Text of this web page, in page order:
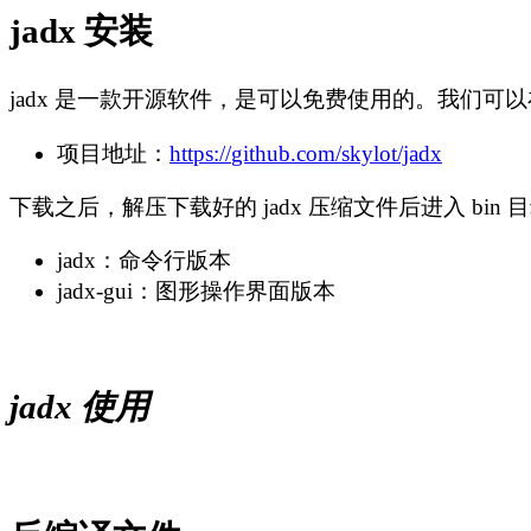
jadx 安装
jadx 是一款开源软件，是可以免费使用的。我们可
项目地址： https://github.com/skylot/jadx
下载之后，解压下载好的 jadx 压缩文件后进入 bin
jadx：命令行版本
jadx-gui：图形操作界面版本
jadx 使用